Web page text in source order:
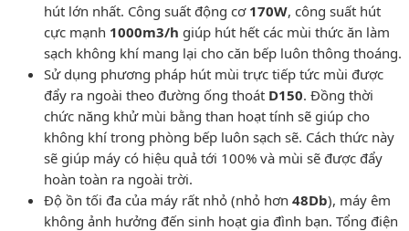
hút lớn nhất. Công suất động cơ 170W, công suất hút
cực mạnh 1000m3/h giúp hút hết các mùi thức ăn làm
sạch không khí mang lại cho căn bếp luôn thông thoáng.
Sử dụng phương pháp hút mùi trực tiếp tức mùi được
đẩy ra ngoài theo đường ống thoát D150. Đồng thời
chức năng khử mùi bằng than hoạt tính sẽ giúp cho
không khí trong phòng bếp luôn sạch sẽ. Cách thức này
sẽ giúp máy có hiệu quả tới 100% và mùi sẽ được đẩy
hoàn toàn ra ngoài trời.
Độ ồn tối đa của máy rất nhỏ (nhỏ hơn 48Db), máy êm
không ảnh hưởng đến sinh hoạt gia đình bạn. Tổng điện